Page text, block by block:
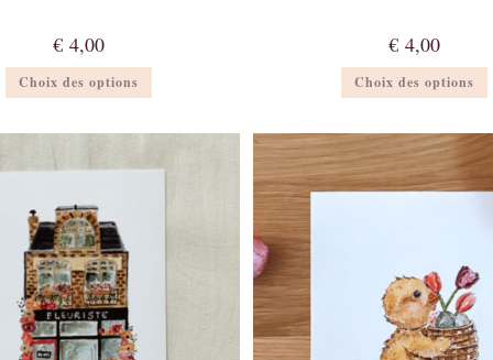
€4,00
Choix des options Ce
a
variations.
options
€ 4,00
Choix des options Ce
a